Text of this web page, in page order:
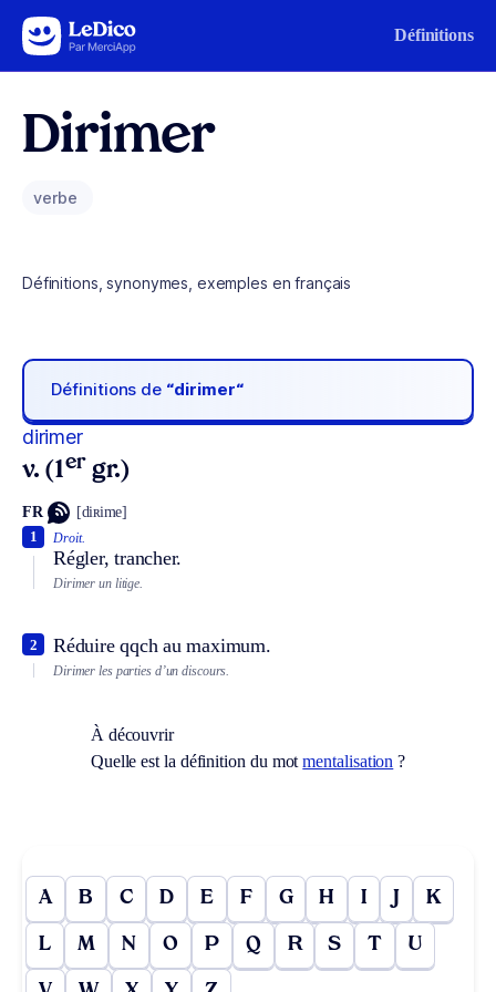
Aller au contenu Définitions
Dirimer
verbe
Définitions, synonymes, exemples en français
Définitions de “dirimer“
dirimer
v. (1er gr.)
FR [diʀime]
Droit.
Régler, trancher.
1
Dirimer un litige.
Réduire qqch au maximum.
2
Dirimer les parties d’un discours.
À découvrir
Quelle est la définition du motmentalisation ?
A B C D E F G H I J K
L M N O P Q R S T U